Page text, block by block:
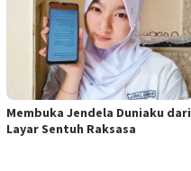
Membuka Jendela Duniaku dari
Layar Sentuh Raksasa